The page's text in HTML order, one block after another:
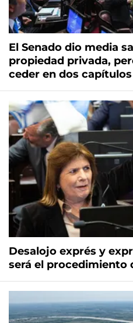
El Senado dio media
propiedad privada,
ceder en dos capítulos
Desalojo exprés y
será el procedimiento